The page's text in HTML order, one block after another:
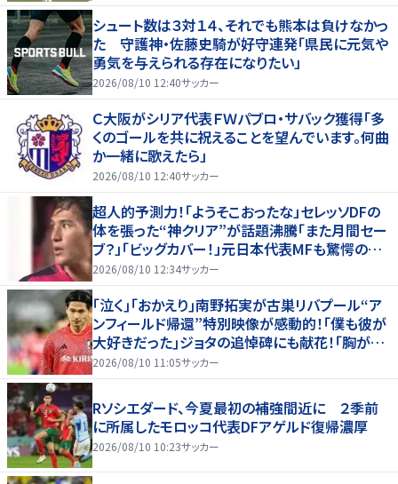
シュート数は３対１４、それでも熊本は負けなかっ
た 守護神・佐藤史騎が好守連発「県民に元気や
勇気を与えられる存在になりたい」
2026/08/10 12:40サッカー
Ｃ大阪がシリア代表ＦＷパブロ・サバック獲得「多
くのゴールを共に祝えることを望んでいます。何曲
か一緒に歌えたら」
2026/08/10 12:40サッカー
超人的予測力！「ようそこおったな」セレッソDFの
体を張った“神クリア”が話題沸騰「また月間セー
ブ？」「ビッグカバー！」元日本代表MFも驚愕の超
スーパーブロック
2026/08/10 12:34サッカー
｢泣く｣｢おかえり｣南野拓実が古巣リバプール“ア
ンフィールド帰還”特別映像が感動的！｢僕も彼が
大好きだった｣ジョタの追悼碑にも献花！｢胸が熱
くなります…｣
2026/08/10 11:05サッカー
Rソシエダード、今夏最初の補強間近に ２季前
に所属したモロッコ代表DFアゲルド復帰濃厚
2026/08/10 10:23サッカー